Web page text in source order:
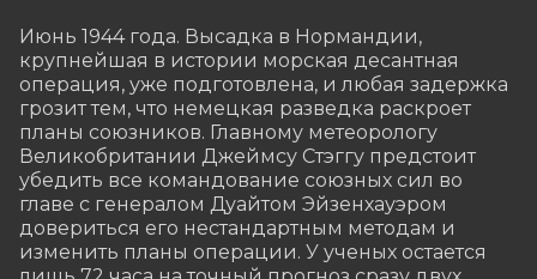
Июнь 1944 года. Высадка в Нормандии,
крупнейшая в истории морская десантная
операция, уже подготовлена, и любая задержка
грозит тем, что немецкая разведка раскроет
планы союзников. Главному метеорологу
Великобритании Джеймсу Стэггу предстоит
убедить все командование союзных сил во
главе с генералом Дуайтом Эйзенхауэром
довериться его нестандартным методам и
изменить планы операции. У ученых остается